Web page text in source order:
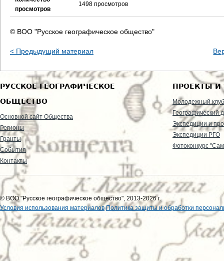
просмотров
1498 просмотров
© ВОО "Русское географическое общество"
< Предыдущий материал
РУССКОЕ ГЕОГРАФИЧЕСКОЕ
ОБЩЕСТВО
Основной сайт Общества
Регионы
Гранты
События
Контакты
ПРОЕКТЫ И
Молодежный клуб
Географический
Экспедиции и
Экспедиции РГО
Фотоконкурс
© ВОО "Русское географическое общество", 2013-2026 г.
Условия использования материалов Политика защиты и обработки